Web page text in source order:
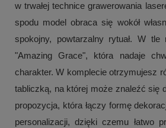
w trwałej technice grawerowania
spodu model obraca się wokół
spokojny, powtarzalny rytuał. W tle
"Amazing Grace", która nadaje
charakter. W komplecie otrzymujesz
tabliczką, na której może znaleźć się
propozycja, która łączy formę
personalizacji, dzięki czemu łatwo